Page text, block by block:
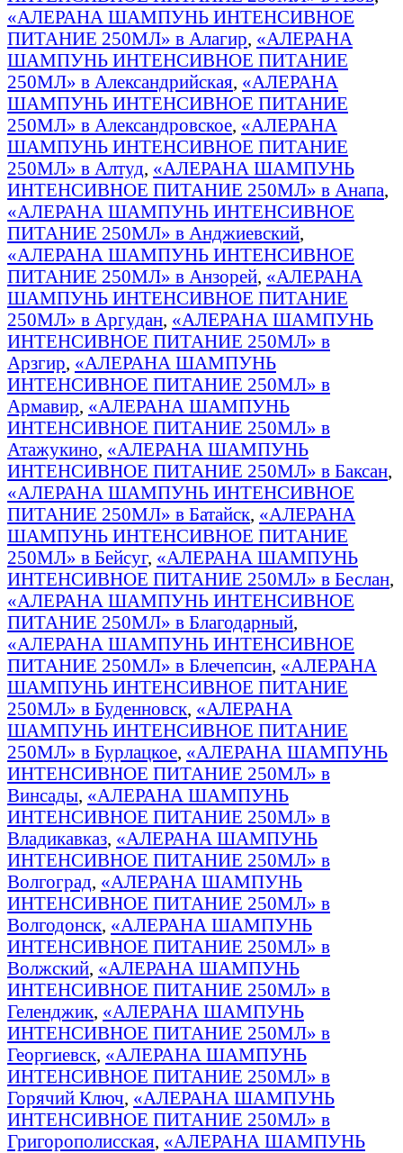
«АЛЕРАНА ШАМПУНЬ ИНТЕНСИВНОЕ
ПИТАНИЕ 250МЛ» в Алагир, «АЛЕРАНА
ШАМПУНЬ ИНТЕНСИВНОЕ ПИТАНИЕ
250МЛ» в Александрийская, «АЛЕРАНА
ШАМПУНЬ ИНТЕНСИВНОЕ ПИТАНИЕ
250МЛ» в Александровское, «АЛЕРАНА
ШАМПУНЬ ИНТЕНСИВНОЕ ПИТАНИЕ
250МЛ» в Алтуд, «АЛЕРАНА ШАМПУНЬ
ИНТЕНСИВНОЕ ПИТАНИЕ 250МЛ» в Анапа,
«АЛЕРАНА ШАМПУНЬ ИНТЕНСИВНОЕ
ПИТАНИЕ 250МЛ» в Анджиевский,
«АЛЕРАНА ШАМПУНЬ ИНТЕНСИВНОЕ
ПИТАНИЕ 250МЛ» в Анзорей, «АЛЕРАНА
ШАМПУНЬ ИНТЕНСИВНОЕ ПИТАНИЕ
250МЛ» в Аргудан, «АЛЕРАНА ШАМПУНЬ
ИНТЕНСИВНОЕ ПИТАНИЕ 250МЛ» в
Арзгир, «АЛЕРАНА ШАМПУНЬ
ИНТЕНСИВНОЕ ПИТАНИЕ 250МЛ» в
Армавир, «АЛЕРАНА ШАМПУНЬ
ИНТЕНСИВНОЕ ПИТАНИЕ 250МЛ» в
Атажукино, «АЛЕРАНА ШАМПУНЬ
ИНТЕНСИВНОЕ ПИТАНИЕ 250МЛ» в Баксан,
«АЛЕРАНА ШАМПУНЬ ИНТЕНСИВНОЕ
ПИТАНИЕ 250МЛ» в Батайск, «АЛЕРАНА
ШАМПУНЬ ИНТЕНСИВНОЕ ПИТАНИЕ
250МЛ» в Бейсуг, «АЛЕРАНА ШАМПУНЬ
ИНТЕНСИВНОЕ ПИТАНИЕ 250МЛ» в Беслан,
«АЛЕРАНА ШАМПУНЬ ИНТЕНСИВНОЕ
ПИТАНИЕ 250МЛ» в Благодарный,
«АЛЕРАНА ШАМПУНЬ ИНТЕНСИВНОЕ
ПИТАНИЕ 250МЛ» в Блечепсин, «АЛЕРАНА
ШАМПУНЬ ИНТЕНСИВНОЕ ПИТАНИЕ
250МЛ» в Буденновск, «АЛЕРАНА
ШАМПУНЬ ИНТЕНСИВНОЕ ПИТАНИЕ
250МЛ» в Бурлацкое, «АЛЕРАНА ШАМПУНЬ
ИНТЕНСИВНОЕ ПИТАНИЕ 250МЛ» в
Винсады, «АЛЕРАНА ШАМПУНЬ
ИНТЕНСИВНОЕ ПИТАНИЕ 250МЛ» в
Владикавказ, «АЛЕРАНА ШАМПУНЬ
ИНТЕНСИВНОЕ ПИТАНИЕ 250МЛ» в
Волгоград, «АЛЕРАНА ШАМПУНЬ
ИНТЕНСИВНОЕ ПИТАНИЕ 250МЛ» в
Волгодонск, «АЛЕРАНА ШАМПУНЬ
ИНТЕНСИВНОЕ ПИТАНИЕ 250МЛ» в
Волжский, «АЛЕРАНА ШАМПУНЬ
ИНТЕНСИВНОЕ ПИТАНИЕ 250МЛ» в
Геленджик, «АЛЕРАНА ШАМПУНЬ
ИНТЕНСИВНОЕ ПИТАНИЕ 250МЛ» в
Георгиевск, «АЛЕРАНА ШАМПУНЬ
ИНТЕНСИВНОЕ ПИТАНИЕ 250МЛ» в
Горячий Ключ, «АЛЕРАНА ШАМПУНЬ
ИНТЕНСИВНОЕ ПИТАНИЕ 250МЛ» в
Григорополисская, «АЛЕРАНА ШАМПУНЬ